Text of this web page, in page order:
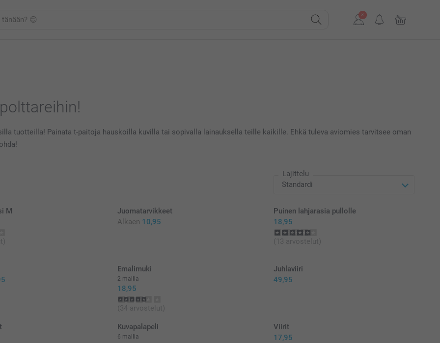
tuotteilla! Painata t-paitoja hauskoilla kuvilla tai sopivalla lainauksella teille kaikille. Ehkä tuleva aviomies tarvitsee oman
Lajittelu
M
Juomatarvikkeet
Alkaen 10,95
Puinen lahjarasia pullolle
18,95
(13 arvostelut)
Emalimuki
2 mallia
18,95
(34 arvostelut)
Juhlaviiri
49,95
Kuvapalapeli
6 mallia
Viirit
17,95